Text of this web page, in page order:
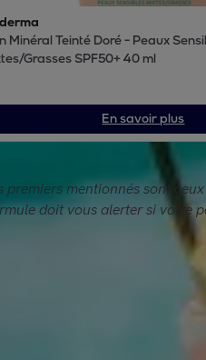
Minéral Teinté Doré - Peaux
Grasses SPF50+ 40 ml
En savoir plus
premiers mentionnés sont
doit vous alerter si votre